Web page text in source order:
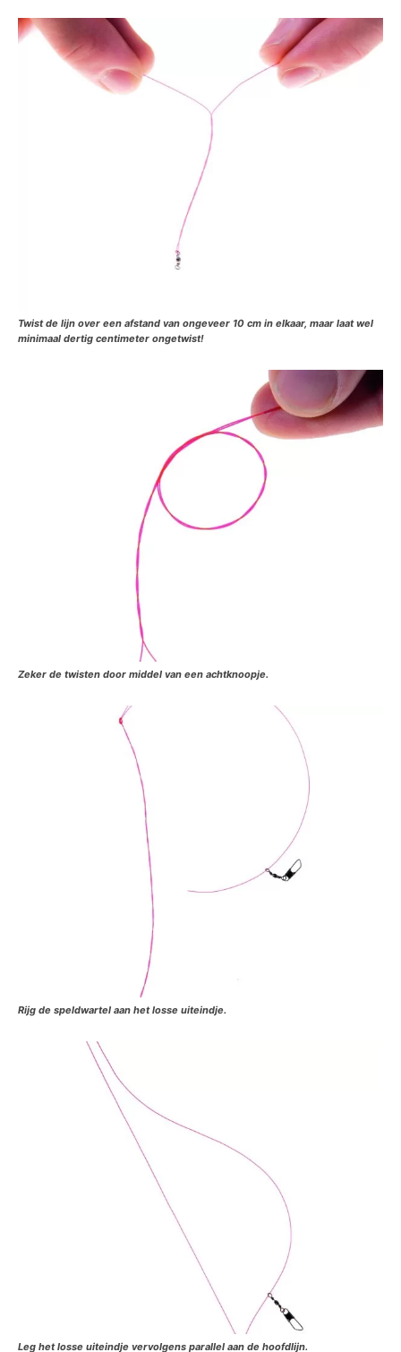
Twist de lijn over een afstand van ongeveer 10 cm in elkaar, maar laat wel
minimaal dertig centimeter ongetwist!
Zeker de twisten door middel van een achtknoopje.
Rijg de speldwartel aan het losse uiteindje.
Leg het losse uiteindje vervolgens parallel aan de hoofdlijn.